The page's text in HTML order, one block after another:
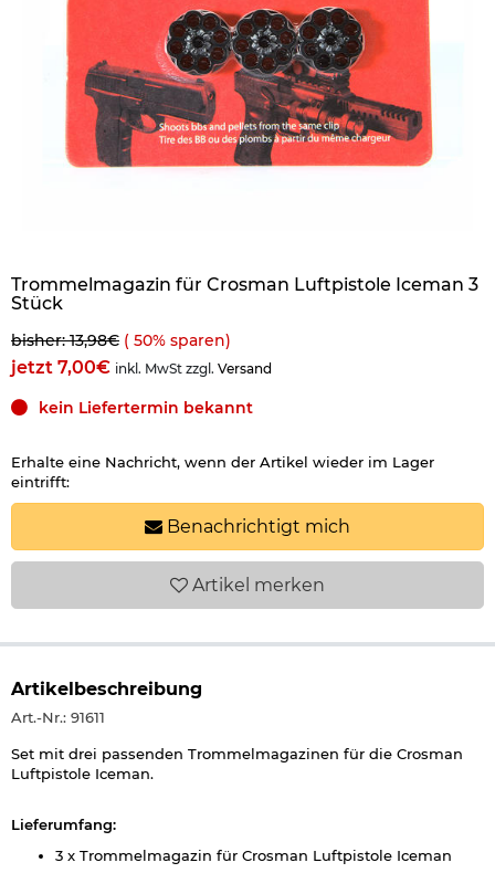
Trommelmagazin für Crosman Luftpistole Iceman 3
Stück
bisher: 13,98€ ( 50% sparen)
jetzt 7,00€ inkl. MwSt zzgl. Versand
kein Liefertermin bekannt
Erhalte eine Nachricht, wenn der Artikel wieder im Lager
eintrifft:
Benachrichtigt mich
Artikel merken
Artikelbeschreibung
Art.-Nr.: 91611
Set mit drei passenden Trommelmagazinen für die Crosman
Luftpistole Iceman.
Lieferumfang:
3 x Trommelmagazin für Crosman Luftpistole Iceman